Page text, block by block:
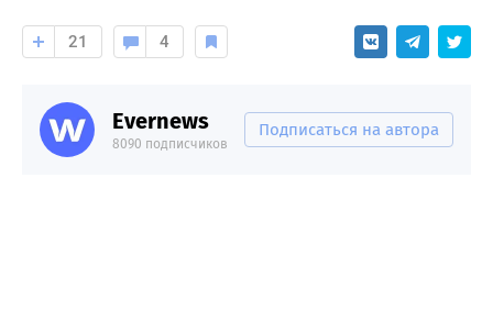
21 4
Evernews
8090 подписчиков
Подписаться на автора